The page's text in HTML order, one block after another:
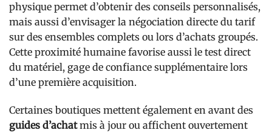
physique permet d’obtenir des conseils personnalisés,
mais aussi d’envisager la négociation directe du tarif
sur des ensembles complets ou lors d’achats groupés.
Cette proximité humaine favorise aussi le test direct
du matériel, gage de confiance supplémentaire lors
d’une première acquisition.
Certaines boutiques mettent également en avant des
guides d’achatmis à jour ou affichent ouvertement